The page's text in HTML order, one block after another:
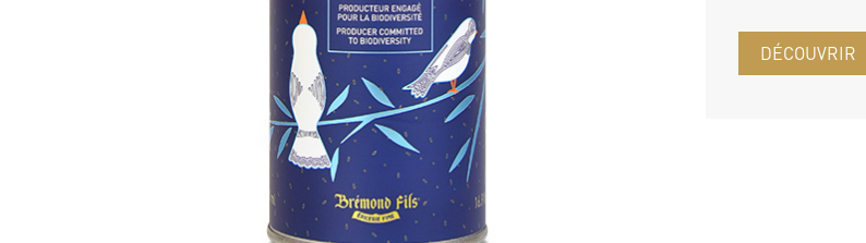
DÉCOUVRIR